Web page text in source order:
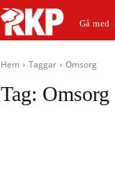
Gå med
Hem Taggar Omsorg
Tag: Omsorg